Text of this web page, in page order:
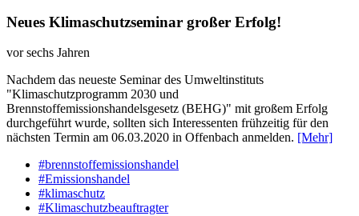
Neues Klimaschutzseminar großer Erfolg!
vor sechs Jahren
Nachdem das neueste Seminar des Umweltinstituts
"Klimaschutzprogramm 2030 und
Brennstoffemissionshandelsgesetz (BEHG)" mit großem Erfolg
durchgeführt wurde, sollten sich Interessenten frühzeitig für den
nächsten Termin am 06.03.2020 in Offenbach anmelden. [Mehr]
#brennstoffemissionshandel
#Emissionshandel
#klimaschutz
#Klimaschutzbeauftragter